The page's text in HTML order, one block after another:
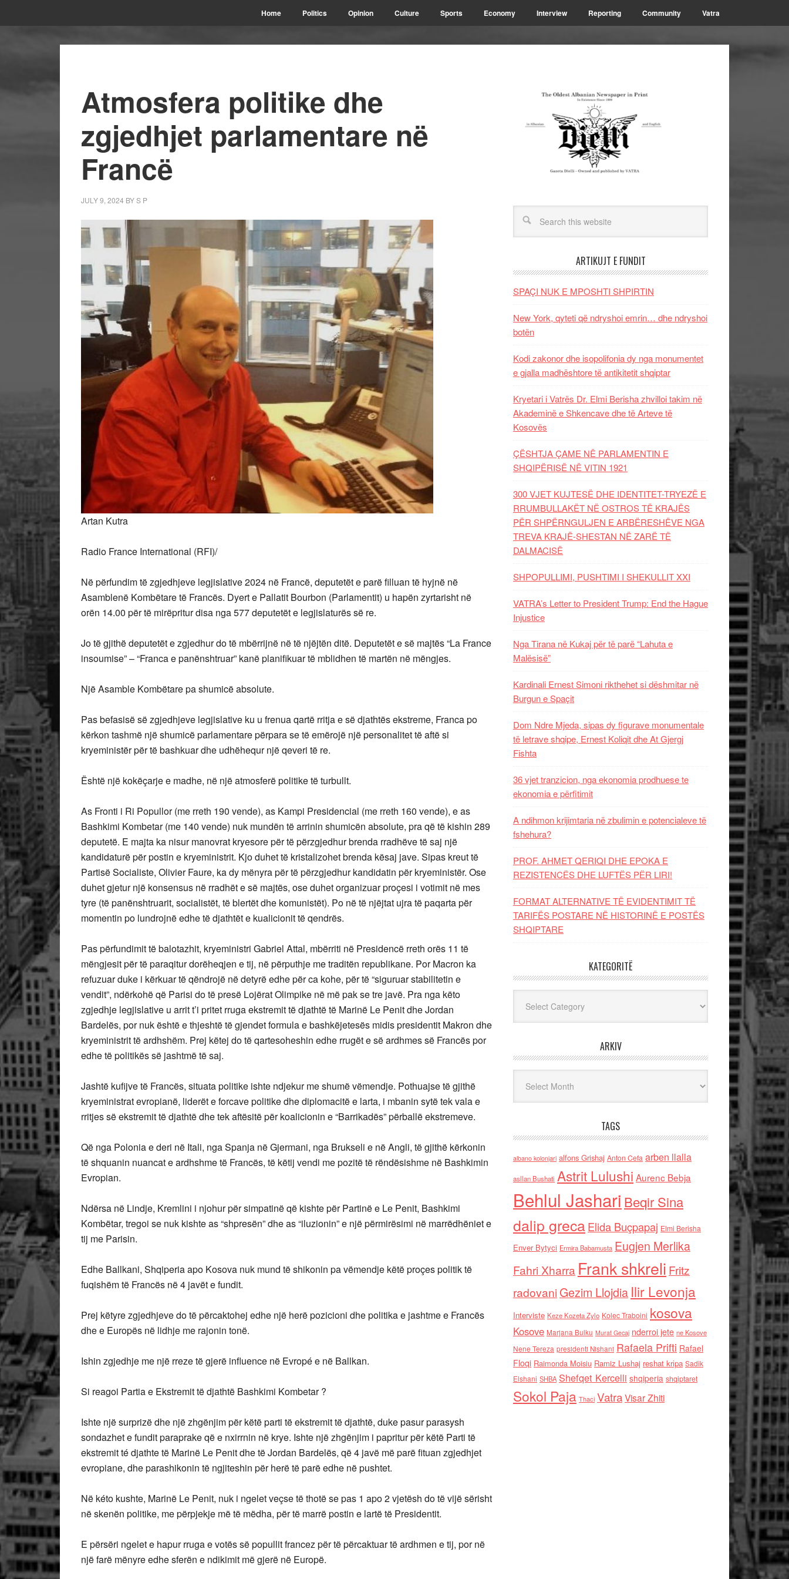
Home Politics Opinion Culture Sports Economy Interview Reporting Community Vatra
Atmosfera politike dhe
zgjedhjet parlamentare në
Francë
JULY 9, 2024 BYS P
Artan Kutra
Radio France International (RFI)/
Nëpërfundim të zgjedhjeve legjislative 2024 në Francë, deputetët e parë filluan të hyjnë në
Asamblenë Kombëtare të Francës. Dyert e Pallatit Bourbon (Parlamentit) u hapën zyrtarisht në
orën 14.00 për të mirëpritur disa nga 577 deputetët e legjislaturës së re.
Jo të gjithë deputetët e zgjedhur do të mbërrijnë në të njëjtën ditë. Deputetët e së majtës “La France
insoumise” – “Franca e panënshtruar” kanë planifikuar të mblidhen të martën në mëngjes.
Një Asamble Kombëtare pa shumicë absolute.
Pas befasisë së zgjedhjeve legjislative ku u frenua qartë rritja e së djathtës ekstreme, Franca po
kërkon tashmë një shumicë parlamentare përpara se të emërojë një personalitet të aftë si
kryeministër për të bashkuar dhe udhëhequr një qeveri të re.
Është një kokëçarje e madhe, në një atmosferë politike të turbullt.
As Fronti i Ri Popullor (me rreth 190 vende), as Kampi Presidencial (me rreth 160 vende), e as
Bashkimi Kombetar (me 140 vende) nuk mundën të arrinin shumicën absolute, pra që të kishin 289
deputetë. E majta ka nisur manovrat kryesore për të përzgjedhur brenda rradhëve të saj një
kandidaturë për postin e kryeministrit. Kjo duhet të kristalizohet brenda kësaj jave. Sipas kreut të
Partisë Socialiste, Olivier Faure, ka dy mënyra për të përzgjedhur kandidatin për kryeministër. Ose
duhet gjetur një konsensus në rradhët e së majtës, ose duhet organizuar proçesi i votimit në mes
tyre (të panënshtruarit, socialistët, të blertët dhe komunistët). Po në të njëjtat ujra të paqarta për
momentin po lundrojnë edhe të djathtët e kualicionit të qendrës.
Pas përfundimit të balotazhit, kryeministri Gabriel Attal, mbërriti në Presidencë rreth orës 11 të
mëngjesit për të paraqitur dorëheqjen e tij, në përputhje me traditën republikane. Por Macron ka
refuzuar duke i kërkuar të qëndrojë në detyrë edhe për ca kohe, për të “siguruar stabilitetin e
vendit”, ndërkohë që Parisi do të presë Lojërat Olimpike në më pak se tre javë. Pra nga këto
zgjedhje legjislative u arrit t’i pritet rruga ekstremit të djathtë të Marinë Le Penit dhe Jordan
Bardelës, por nuk është e thjeshtë të gjendet formula e bashkëjetesës midis presidentit Makron dhe
kryeministrit të ardhshëm. Prej këtej do të qartesoheshin edhe rrugët e së ardhmes së Francës por
edhe të politikës së jashtmë të saj.
Jashtë kufijve të Francës, situata politike ishte ndjekur me shumë vëmendje. Pothuajse të gjithë
kryeministrat evropianë, liderët e forcave politike dhe diplomacitë e larta, i mbanin sytë tek vala e
rritjes së ekstremit të djathtë dhe tek aftësitë për koalicionin e “Barrikadës” përballë ekstremeve.
Që nga Polonia e deri në Itali, nga Spanja në Gjermani, nga Brukseli e në Angli, të gjithë kërkonin
të shquanin nuancat e ardhshme të Francës, të këtij vendi me pozitë të rëndësishme në Bashkimin
Evropian.
Ndërsa në Lindje, Kremlini i njohur për simpatinë që kishte për Partinë e Le Penit, Bashkimi
Kombëtar, tregoi se nuk kishte as “shpresën” dhe as “iluzionin” e një përmirësimi në marrëdhëniet e
tij me Parisin.
Edhe Ballkani, Shqiperia apo Kosova nuk mund të shikonin pa vëmendje këtë proçes politik të
fuqishëm të Francës në 4 javët e fundit.
Prej këtyre zgjedhjeve do të përcaktohej edhe një herë pozicioni dhe politika e jashtme e Francës
dhe e Europës në lidhje me rajonin tonë.
Ishin zgjedhje me një rreze të gjerë influence në Evropé e në Ballkan.
Si reagoi Partia e Ekstremit të djathtë Bashkimi Kombetar ?
Ishte një surprizë dhe një zhgënjim për këtë parti të ekstremit të djathtë, duke pasur parasysh
sondazhet e fundit paraprake që e nxirrnin në krye. Ishte një zhgënjim i papritur për këtë Parti të
ekstremit té djathte të Marinë Le Penit dhe të Jordan Bardelës, që 4 javë më parë fituan zgjedhjet
evropiane, dhe parashikonin të ngjiteshin për herë të parë edhe në pushtet.
Në kéto kushte, Marinë Le Penit, nuk i ngelet veçse të thotë se pas 1 apo 2 vjetësh do të vijë sërisht
në skenën politike, me përpjekje më të mëdha, për të marrë postin e lartë të Presidentit.
E përsëri ngelet e hapur rruga e votës së popullit francez për të përcaktuar të ardhmen e tij, por në
një farë mënyre edhe sferën e ndikimit më gjerë në Europë.
ARTIKUJT E FUNDIT
SPAÇI NUK E MPOSHTI SHPIRTIN
New York, qyteti që ndryshoi emrin… dhe ndryshoi
botën
Kodi zakonor dhe isopolifonia dy nga monumentet
e gjalla madhështore të antikitetit shqiptar
Kryetari i Vatrës Dr. Elmi Berisha zhvilloi takim në
Akademinë e Shkencave dhe të Arteve të
Kosovës
ÇËSHTJA ÇAME NË PARLAMENTIN E
SHQIPËRISË NË VITIN 1921
300 VJET KUJTESË DHE IDENTITET-TRYEZË E
RRUMBULLAKËT NË OSTROS TË KRAJËS
PËR SHPËRNGULJEN E ARBËRESHËVE NGA
TREVA KRAJË-SHESTAN NË ZARË TË
DALMACISË
SHPOPULLIMI, PUSHTIMI I SHEKULLIT XXI
VATRA’s Letter to President Trump: End the Hague
Injustice
Nga Tirana në Kukaj për të parë “Lahuta e
Malësisë”
Kardinali Ernest Simoni rikthehet si dëshmitar në
Burgun e Spaçit
Dom Ndre Mjeda, sipas dy figurave monumentale
të letrave shqipe, Ernest Koliqit dhe At Gjergj
Fishta
36 vjet tranzicion, nga ekonomia prodhuese te
ekonomia e përfitimit
A ndihmon krijimtaria në zbulimin e potencialeve të
fshehura?
PROF. AHMET QERIQI DHE EPOKA E
REZISTENCЁS DHE LUFTЁS PЁR LIRI!
FORMAT ALTERNATIVE TË EVIDENTIMIT TË
TARIFËS POSTARE NË HISTORINË E POSTËS
SHQIPTARE
KATEGORITË
ARKIV
TAGS
albano kolonjari alfons Grishaj Anton Cefa arben llalla
asllan Bushati Astrit Lulushi Aurenc Bebja
Behlul Jashari Beqir Sina
dalip grecaElida Buçpapaj Elmi Berisha
Enver Bytyci Ermira Babamusta Eugjen Merlika
Fahri Xharra Frank shkreli Fritz
radovaniGezim Llojdia Ilir Levonja
Interviste Keze Kozeta Zylo Kolec Traboini kosova
Kosove Marjana Bulku Murat Gecaj nderroi jete ne Kosove
Nene Tereza presidenti Nishani Rafaela Prifti Rafael
Floqi Raimonda Moisiu Ramiz Lushaj reshat kripa Sadik
Elshani SHBA Shefqet Kercelli shqiperia shqiptaret
Sokol Paja Thaci VatraVisar Zhiti